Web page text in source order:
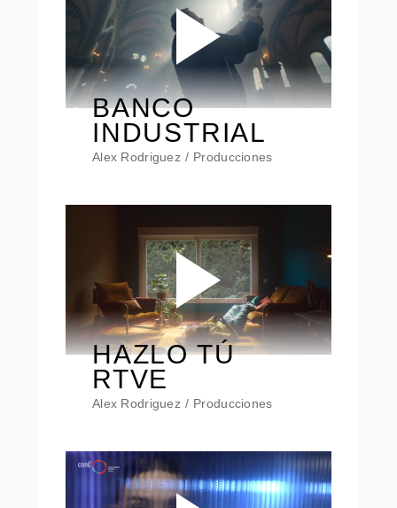
BANCO
INDUSTRIAL
Alex Rodriguez Producciones
HAZLO TÚ
RTVE
Alex Rodriguez Producciones